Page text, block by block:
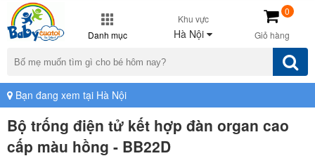
Danh mục
Khu vực
Hà Nội Giỏ hàng
0
Bạn đang xem tại Hà Nội
Bộ trống điện tử kết hợp đàn organ cao
cấp màu hồng - BB22D